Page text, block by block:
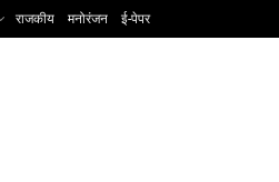
राजकीय मनोरंजन ई-पेपर